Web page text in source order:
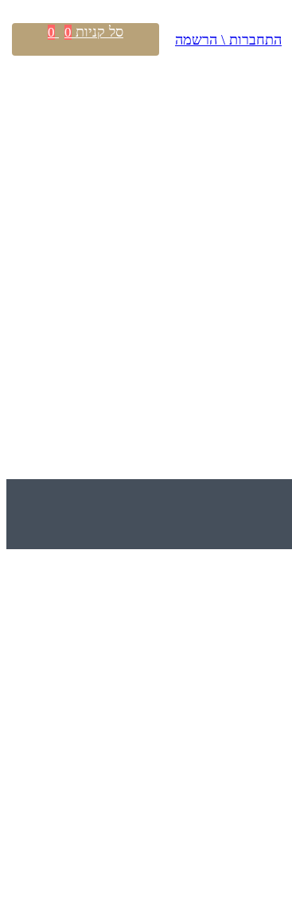
התחברות \ הרשמה סל קניות 0
0